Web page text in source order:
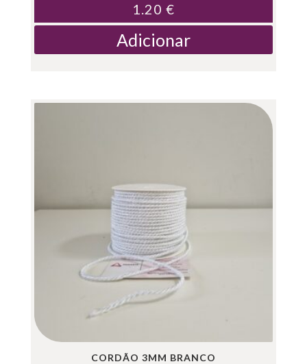
1.20 €
Adicionar
CORDÃO 3MM BRANCO